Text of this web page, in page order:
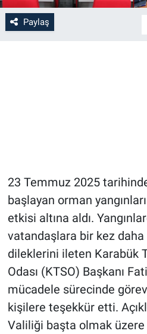
Paylaş
23 Temmuz 2025
başlayan orman
etkisi altına aldı.
vatandaşlara bir kez
dileklerini ileten Karabük
Odası (KTSO) Başkanı
mücadele sürecinde
kişilere teşekkür etti.
Valiliği başta olmak